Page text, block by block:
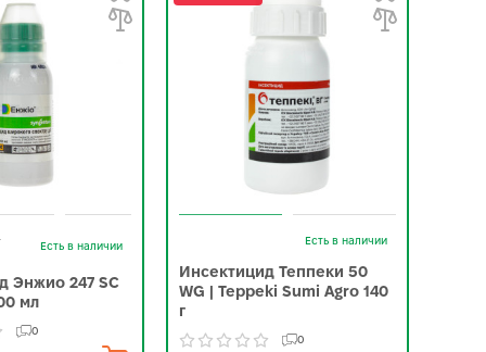
Есть в наличии
Энжио 247 SC
мл
0
Есть в наличии
Инсектицид Теппеки 50
WG | Teppeki Sumi Agro 140
г
0